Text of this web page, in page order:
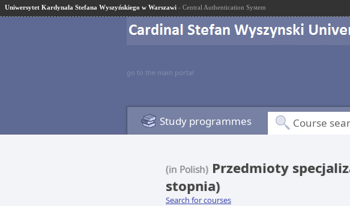
Uniwersytet Kardynała Stefana Wyszyńskiego w Warszawi - Central Authentication System
go to the main portal
Study programmes Course
(in Polish) Przedmioty
stopnia)
Search for courses